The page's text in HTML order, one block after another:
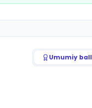
Umumiy ball